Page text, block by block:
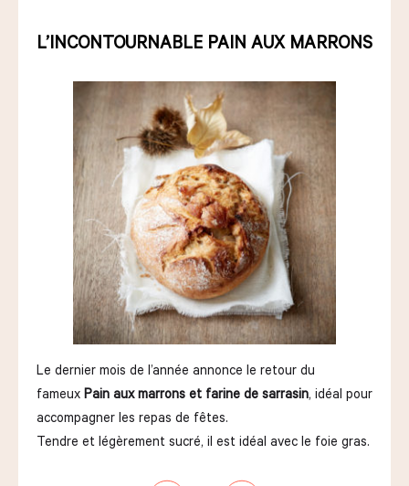
L’INCONTOURNABLE PAIN AUX MARRONS
Le dernier mois de l’année annonce le retour du
fameux Pain aux marrons et farine de sarrasin, idéal pour
accompagner les repas de fêtes.
Tendre et légèrement sucré, il est idéal avec le foie gras.